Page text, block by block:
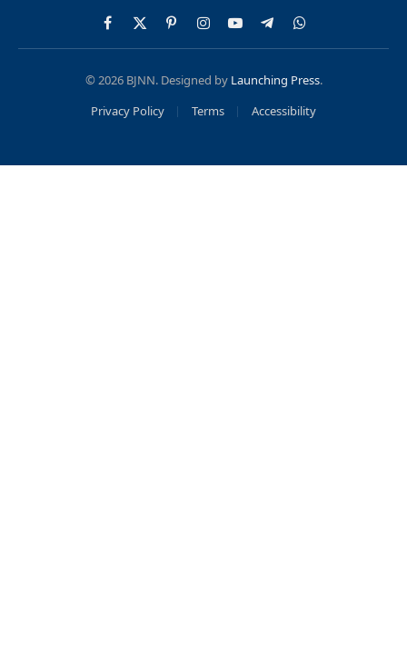
Facebook
X
(Twitter)
PinterestInstagram
YouTubeTelegramWhatsApp
© 2026 BJNN. Designed by Launching Press.
Privacy Policy
Terms Accessibility